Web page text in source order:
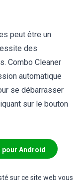
peut être un
des
Combo Cleaner
automatique
se débarrasser
sur le bouton
pour Android
sur ce site web vous